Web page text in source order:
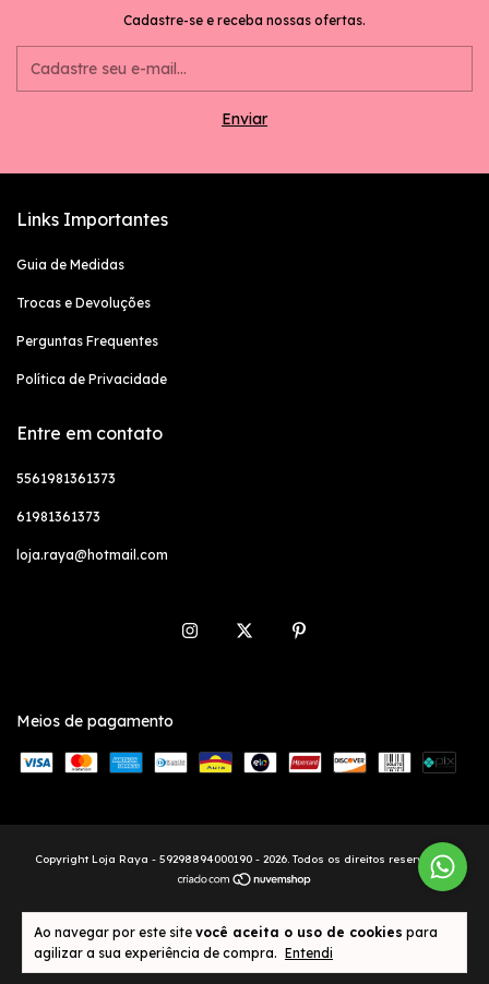
Ao navegar por este site você aceita o uso de cookies para
agilizar a sua experiência de compra. Entendi
Cadastre-se e receba nossas ofertas.
Links Importantes
Guia de Medidas
Trocas e Devoluções
Perguntas Frequentes
Política de Privacidade
Entre em contato
5561981361373
61981361373
loja.raya@hotmail.com
Meios de pagamento
Copyright Loja Raya - 59298894000190 - 2026. Todos os direitos reservados.